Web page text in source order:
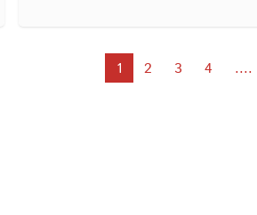
1 2 3 4 ....